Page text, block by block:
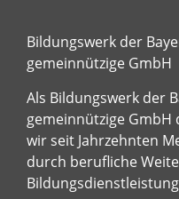
Bildungswerk der
gemeinnützige GmbH
Als Bildungswerk der
gemeinnützige
wir seit Jahrzehnten
durch berufliche